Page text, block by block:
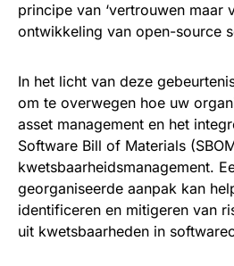
principe van ‘vertrouwen maar
ontwikkeling van open-source
In het licht van deze
om te overwegen hoe uw
asset management en het
Software Bill of Materials
kwetsbaarheidsmanagement.
georganiseerde aanpak kan
identificeren en mitigeren van
uit kwetsbaarheden in